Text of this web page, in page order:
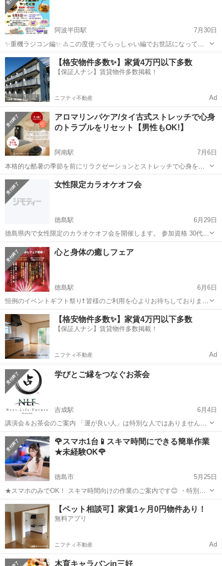
阿波半田駅
7月30日
✨重機ラジコン編✨ ⚠️この度使ってらっしゃい編でお世話になってい
る私が全国初重機ラジコンを使った体験型プログラムをマルシェe.t.c.
にて開催するようになりました✨ 子供はもとより、大人まで楽しんで
いただけるようにデザイン...
徳島 美馬郡 阿波半田駅 その他 まつり
【格安物件多数✨】家賃4万円以下多数
【保証人ナシ】賃貸物件多数掲載！
ニフティ不動産 Ad
アロマリンパケア/タイ古式ストレッチで心身
のトラブルをリセット【男性もOK!】
阿南駅
7月6日
本格的な酷暑の季節を前にリラクゼーションとストレッチで心身を整
えませんか？ 肩こり・首こり・頭痛・腰痛・むくみ・ストレスなどで
お悩みの方におすすめのイベントです。 ◆完全個室 ◆お子様連れOK
◆Free-wif...
徳島 阿南駅
女性限定カラオケオフ会
徳島駅
6月29日
徳島県内で女性限定のカラオケオフ会を開催します。 参加資格 30代か
ら50代の徳島県に住む女性 カラオケ好きな人 初対面の人ばかりでも大
丈夫な人 オフ会までちゃんと連絡が取れてやり取りできる人 ドタキャ
ンしな...
徳島 徳島市 徳島駅 その他
心と身体の癒しフェア
徳島駅
6月6日
恒例のイベントギフト祭り❗️ 皆様のご利用を心よりお待ちしております
♪ 徳島 徳島市 徳島駅 その他
【格安物件多数✨】家賃4万円以下多数
【保証人ナシ】賃貸物件多数掲載！
ニフティ不動産 Ad
学びとご縁をつなぐお茶会
吉成駅
6月4日
講演会＆お茶会のご案内 「運が良い人」は特別な人ではありません。
人生の流れを知り、 その流れに沿って歩んでいる人です。 九星気学を
通して、 より良い人生を歩むためのヒントをお伝えします。 講演会の
後は、気軽なお茶...
徳島 板野郡 その他 お茶会
🌹スマホ1台📱スキマ時間にできる簡単作業
★未経験OK🌹
徳島市
5月25日
★スマホのみでOK！ スキマ時間向けの作業のご案内です😊 ・特別な
スキル不要 ・未経験の方がほとんど ・在宅でOK まずは内容を聞くだ
けでも大丈夫ですので、お気軽にお問い合わせください★ お問い合わ
せ先 ▶︎ htt...
徳島 徳島市 その他
【ペット相談可】家賃1ヶ月0円物件あり！
無料アプリ
ニフティ不動産 Ad
木育キャラバンin三好